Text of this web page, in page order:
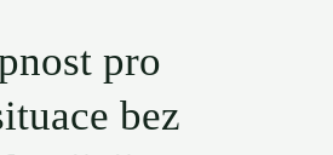
pro
bez